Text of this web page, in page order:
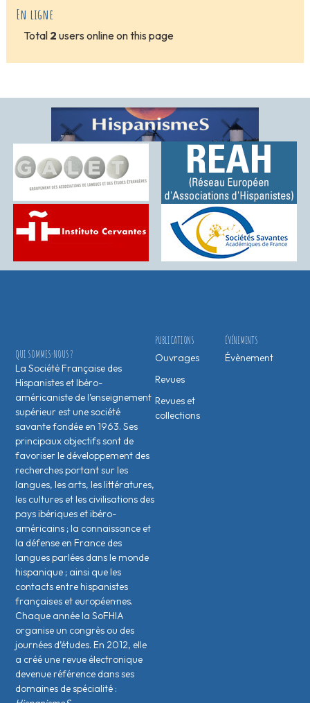
En ligne
Total 2 users online on this page
ÉVÉNEMENTS
Évènement
PUBLICATIONS
Ouvrages
Revues
Revues et
collections
QUI SOMMES-NOUS ?
La Société Française des
Hispanistes et Ibéro-
américaniste de l’enseignement
supérieur est une société
savante fondée en 1963. Ses
principaux objectifs sont de
favoriser le développement des
recherches portant sur les
langues, les arts, les littératures,
les cultures et les civilisations des
pays ibériques et ibéro-
américains ; la connaissance et
la défense en France des
langues parlées dans le monde
hispanique ; ainsi que les
contacts entre hispanistes
français·es et européen·nes.
Chaque année la SoFHIA
organise un congrès ou des
journées d’études. En 2012, elle
a créé une revue électronique
devenue référence dans ses
domaines de spécialité :